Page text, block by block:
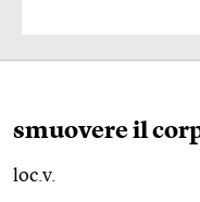
smuovere il
loc.v.